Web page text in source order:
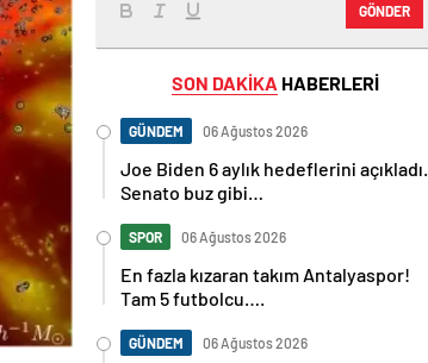
GÖNDER
SON DAKİKA HABERLERİ
GÜNDEM 06 Ağustos 2026
Joe Biden 6 aylık hedeflerini açıkladı.
Senato buz gibi…
SPOR 06 Ağustos 2026
En fazla kızaran takım Antalyaspor!
Tam 5 futbolcu….
GÜNDEM 06 Ağustos 2026